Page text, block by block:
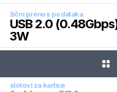
žični prenos podataka
USB 2.0
3W
slotovi za kartice